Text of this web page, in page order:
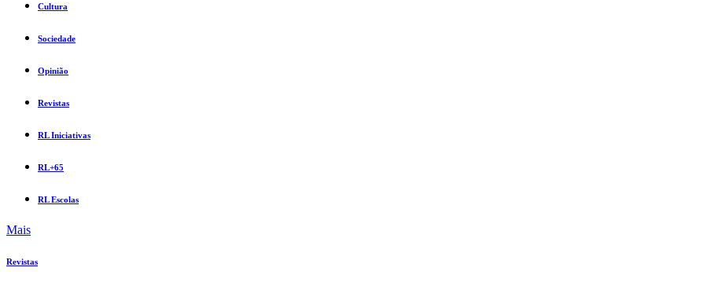
Cultura
Sociedade
Opinião
Revistas
RL Iniciativas
RL+65
RL Escolas
Mais
Revistas